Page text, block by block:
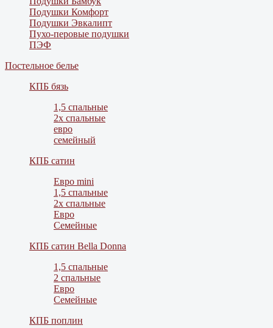
Подушки Комфорт
Подушки Эвкалипт
Пухо-перовые подушки
ПЭФ
Постельное белье
КПБ бязь
1,5 спальные
2х спальные
евро
семейный
КПБ сатин
Евро mini
1,5 спальные
2х спальные
Евро
Семейные
КПБ сатин Bella Donna
1,5 спальные
2 спальные
Евро
Семейные
КПБ поплин